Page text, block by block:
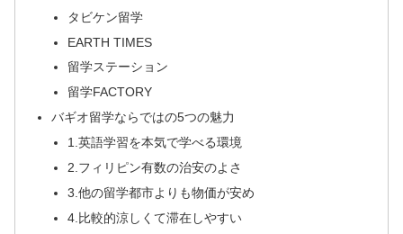
タビケン留学
EARTH TIMES
留学ステーション
留学FACTORY
バギオ留学ならではの5つの魅力
1.英語学習を本気で学べる環境
2.フィリピン有数の治安のよさ
3.他の留学都市よりも物価が安め
4.比較的涼しくて滞在しやすい